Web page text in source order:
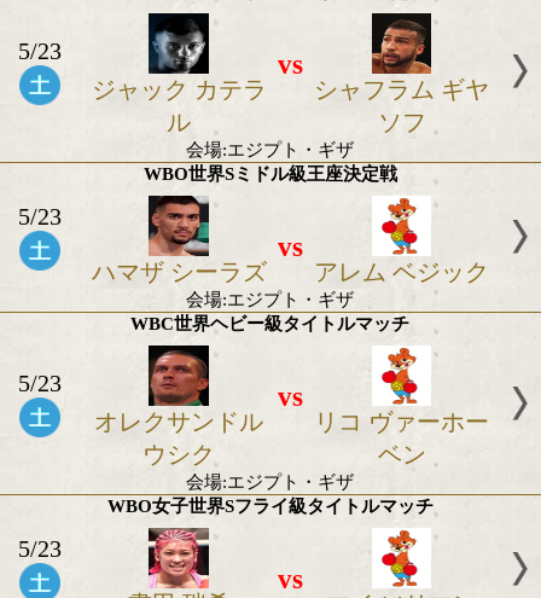
2026年5月の世界タイトル戦
WBA世界ウェルター級正規王座決定戦
5/23
ジャック カテラ
ル
vs
シャフラム
ソフ
会場:エジプト・ギザ
WBO世界Sミドル級王座決定戦
5/23
ハマザ シーラズ アレム ベジ
会場:エジプト・ギザ
WBC世界ヘビー級タイトルマッチ
5/23